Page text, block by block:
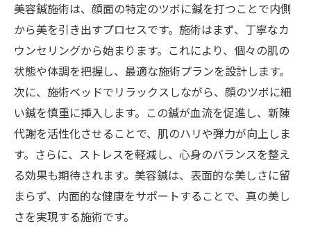
美容鍼施術は、顔面の特定のツボに鍼を打つことで内側
から美を引き出すプロセスです。施術はまず、丁寧なカ
ウンセリングから始まります。これにより、個々の肌の
状態や体調を把握し、最適な施術プランを設計します。
次に、施術ベッドでリラックスしながら、顔のツボに細
い鍼を慎重に挿入します。この鍼が血流を促進し、新陳
代謝を活性化させることで、肌のハリや弾力が向上しま
す。さらに、ストレスを軽減し、心身のバランスを整え
る効果も期待されます。美容鍼は、表面的な美しさに留
まらず、内面的な健康をサポートすることで、真の美し
さを実現する施術です。